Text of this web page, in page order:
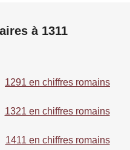
à 1311
1291 en chiffres romains
1321 en chiffres romains
1411 en chiffres romains